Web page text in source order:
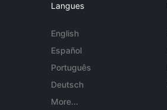
Langues
English
Español
Português
Deutsch
More...